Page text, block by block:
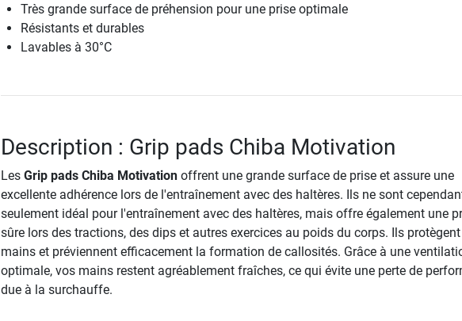
Très grande surface de préhension pour une prise optimale
Résistants et durables
Lavables à 30°C
Description : Grip pads Chiba Motivation
Les Grip pads Chiba Motivationoffrent une grande surface de prise et assure une
excellente adhérence lors de l'entraînement avec des haltères. Ils ne sont
seulement idéal pour l'entraînement avec des haltères, mais offre également une
sûre lors des tractions, des dips et autres exercices au poids du corps. Ils
mains et préviennent efficacement la formation de callosités. Grâce à une
optimale, vos mains restent agréablement fraîches, ce qui évite une perte de
due à la surchauffe.